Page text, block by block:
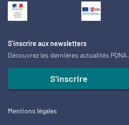
S’inscrire aux newsletters
Découvrez les dernières actualités PQNA.
S'inscrire
Mentions légales